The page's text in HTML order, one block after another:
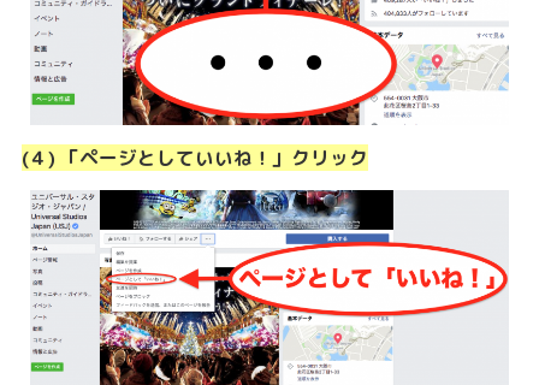
(４) 「ページとしていいね！」クリック